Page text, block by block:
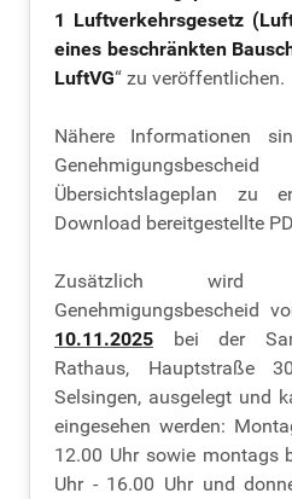
1 Luftverkehrsgesetz
eines beschränkten
LuftVG“ zu veröffentlichen.
Nähere Informationen
Übersichtslageplan zu
Download bereitgestellte
Zusätzlich wird
Genehmigungsbescheid
10.11.2025 bei der
Rathaus, Hauptstraße
Selsingen, ausgelegt und
eingesehen werden:
12.00 Uhr sowie montags
Uhr - 16.00 Uhr und